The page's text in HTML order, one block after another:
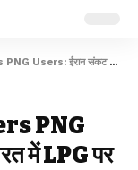
बड़ा फैसला, PNG कनेक्शन वालों को नहीं मिलेगा गैस सिलेंडर
PNG
में LPG पर